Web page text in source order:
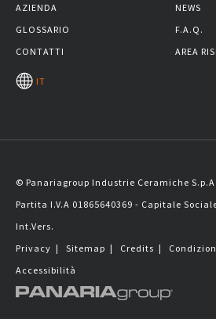
AZIENDA
NEWS
GLOSSARIO
F.A.Q.
CONTATTI
AREA
IT
© Panariagroup Industrie Ceramiche S.p.A.
Partita I.V.A 01865640369 - Capitale
Int.Vers.
Privacy | Sitemap | Credits |
Accessibilità